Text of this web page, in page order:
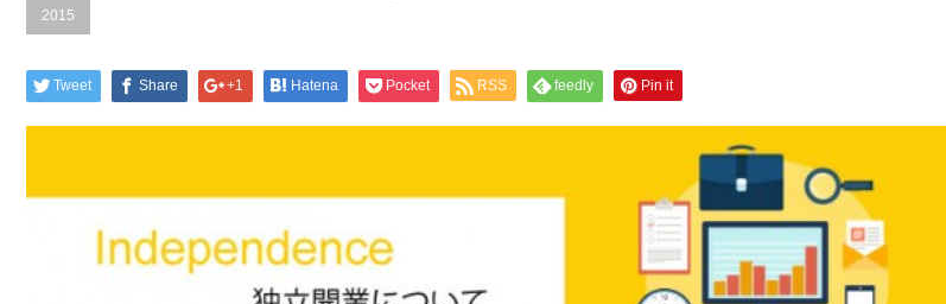
2015
Tweet Share +1 Hatena Pocket RSS feedly Pin it